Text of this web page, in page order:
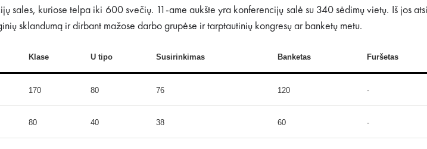
sales, kuriose telpa iki 600 svečių. 11-ame aukšte yra konferencijų salė su 340 sėdimų vietų. Iš jos
sklandumą ir dirbant mažose darbo grupėse ir tarptautinių kongresų ar banketų metu.
Klase U tipo Susirinkimas Banketas Furšetas
170 80 76 120 -
80 40 38 60 -